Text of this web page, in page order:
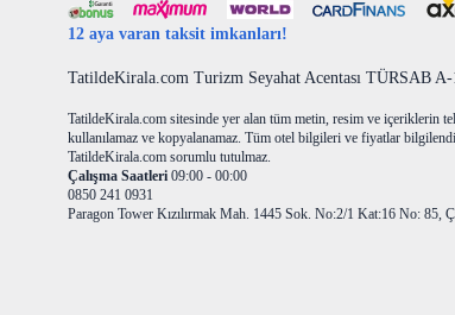
12 aya varan taksit imkanları!
TatildeKirala.com Turizm Seyahat Acentası TÜRSAB A-
TatildeKirala.com sitesinde yer alan tüm metin, resim ve içeriklerin
kullanılamaz ve kopyalanamaz. Tüm otel bilgileri ve fiyatlar
TatildeKirala.com sorumlu tutulmaz.
Çalışma Saatleri 09:00 - 00:00
0850 241 0931
Paragon Tower Kızılırmak Mah. 1445 Sok. No:2/1 Kat:16 No: 85,